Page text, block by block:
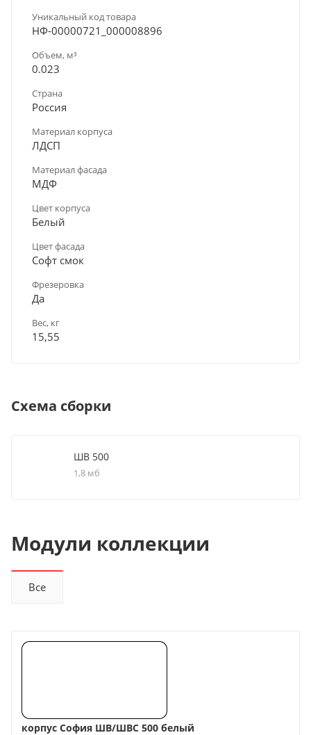
Уникальный код товара
НФ-00000721_000008896
Объем, м³
0.023
Страна
Россия
Материал корпуса
ЛДСП
Материал фасада
МДФ
Цвет корпуса
Белый
Цвет фасада
Софт смок
Фрезеровка
Да
Вес, кг
15,55
Схема сборки
ШВ 500
1,8 мб
Модули коллекции
Все
корпус София ШВ/ШВС 500 белый